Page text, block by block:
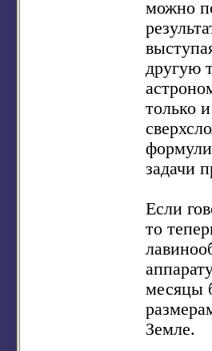
можно
другую
только
задачи
Если
то
месяцы
Земле.